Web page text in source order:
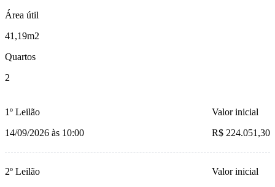
Área útil
41,19m2
Quartos
2
1º Leilão
14/09/2026 às 10:00
Valor inicial
R$ 224.051,30
2º Leilão
Valor inicial